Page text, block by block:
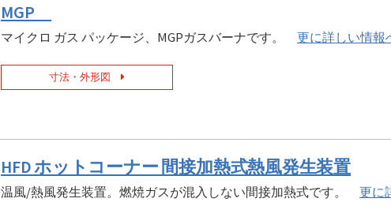
MGP
マイクロ ガス パッケージ、MGPガスバーナです。 更に詳しい情報
寸法・外形図
HFD ホットコーナー 間接加熱式熱風発生装置
温風/熱風発生装置。燃焼ガスが混入しない間接加熱式です。 更に